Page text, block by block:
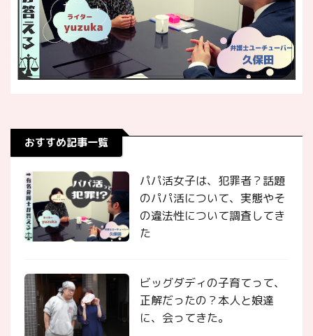
おすすめ記事一覧
パパ活女子は、犯罪者？話題
のパパ活について、実態やそ
の違法性について調査してき
た
ビッグダディの子育てって、
正解だったの？本人と娘達
に、会ってきた。